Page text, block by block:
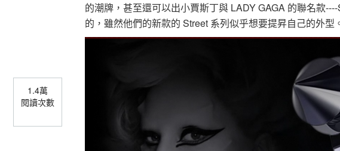
1.4萬
閱讀次數
的潮牌，甚至還可以出小賈斯丁與 LADY GAGA 的聯名款
的，雖然他們的新款的 Street 系列似乎想要提昇自己的外型